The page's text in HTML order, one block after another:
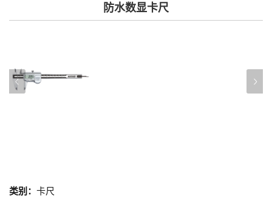
防水数显卡尺
类别： 卡尺